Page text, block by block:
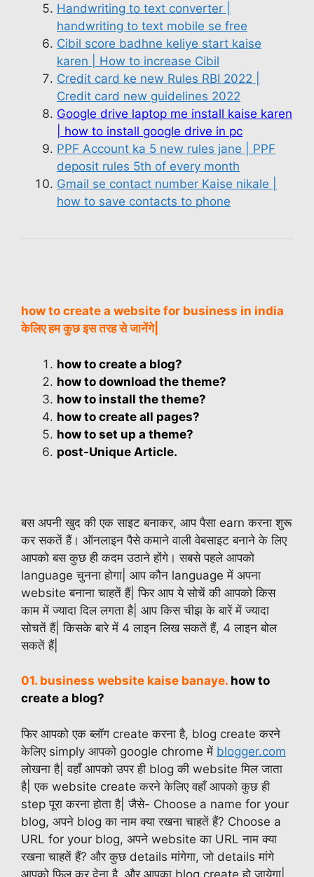
Handwriting to text converter |
handwriting to text mobile se free
Cibil score badhne keliye start kaise
karen | How to increase Cibil
Credit card ke new Rules RBI 2022 |
Credit card new guidelines 2022
Google drive laptop me install kaise karen
| how to install google drive in pc
PPF Account ka 5 new rules jane | PPF
deposit rules 5th of every month
Gmail se contact number Kaise nikale |
how to save contacts to phone
how to create a website for business in india
केलिए हम कुछ इस तरह से जानेंगे|
how to create a blog?
how to download the theme?
how to install the theme?
how to create all pages?
how to set up a theme?
post-Unique Article.
बस अपनी खुद की एक साइट बनाकर, आप पैसा earn करना शुरू
कर सकतें हैं। ऑनलाइन पैसे कमाने वाली वेबसाइट बनाने के लिए
आपको बस कुछ ही कदम उठाने होंगे। सबसे पहले आपको
language चुनना होगा| आप कौन language में अपना
website बनाना चाहतें हैं| फिर आप ये सोचें की आपको किस
काम में ज्यादा दिल लगता है| आप किस चीझ के बारें में ज्यादा
सोचतें हैं| किसके बारे में 4 लाइन लिख सकतें हैं, 4 लाइन बोल
सकतें हैं|
01. business website kaise banaye. how to
create a blog?
फिर आपको एक ब्लॉग create करना है, blog create करने
केलिए simply आपको google chrome में blogger.com
लोखना है| वहाँ आपको उपर ही blog की website मिल जाता
है| एक website create करने केलिए वहाँ आपको कुछ ही
step पूरा करना होता है| जैसे- Choose a name for your
blog, अपने blog का नाम क्या रखना चाहतें हैं? Choose a
URL for your blog, अपने website का URL नाम क्या
रखना चाहतें हैं? और कुछ details मांगेगा, जो details मांगे
आपको फिल कर देना है, और आपका blog create हो जायेगा|